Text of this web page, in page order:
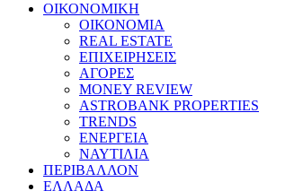
ΟΙΚΟΝΟΜΙΚΗ
ΟΙΚΟΝΟΜΙΑ
REAL ESTATE
ΕΠΙΧΕΙΡΗΣΕΙΣ
ΑΓΟΡΕΣ
MONEY REVIEW
ASTROBANK PROPERTIES
TRENDS
ΕΝΕΡΓΕΙΑ
ΝΑΥΤΙΛΙΑ
ΠΕΡΙΒΑΛΛΟΝ
ΕΛΛΑΔΑ